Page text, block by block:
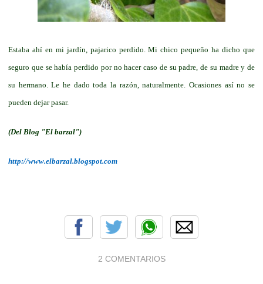
Estaba ahí en mi jardín, pajarico perdido. Mi chico pequeño ha dicho que
seguro que se había perdido por no hacer caso de su padre, de su madre y de
su hermano. Le he dado toda la razón, naturalmente. Ocasiones así no se
pueden dejar pasar.
(Del Blog "El barzal")
http://www.elbarzal.blogspot.com
2 COMENTARIOS